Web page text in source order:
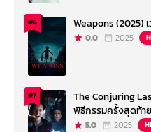
#6 Weapons (2025)
0.0 2025
#7
The Conjuring
พิธีกรรมครั้งสุดท้า
5.0 2025